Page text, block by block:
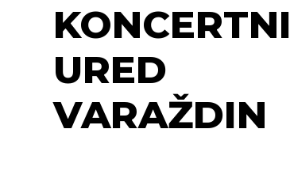
KONCERTNI
URED
VARAŽDIN